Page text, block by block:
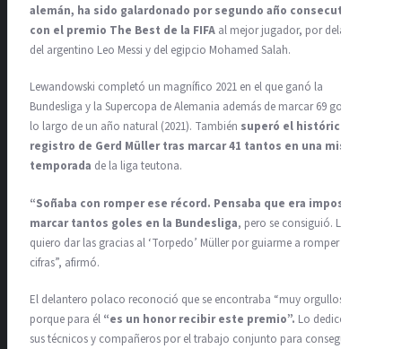
alemán, ha sido galardonado por segundo año consecutivo
con el premio The Best de la FIFA al mejor jugador, por delante
del argentino Leo Messi y del egipcio Mohamed Salah.
Lewandowski completó un magnífico 2021 en el que ganó la
Bundesliga y la Supercopa de Alemania además de marcar 69 goles a
lo largo de un año natural (2021). También superó el histórico
registro de Gerd Müller tras marcar 41 tantos en una misma
temporada de la liga teutona.
“Soñaba con romper ese récord. Pensaba que era imposible
marcar tantos goles en la Bundesliga, pero se consiguió. Le
quiero dar las gracias al ‘Torpedo’ Müller por guiarme a romper esas
cifras”, afirmó.
El delantero polaco reconoció que se encontraba “muy orgulloso”
porque para él “es un honor recibir este premio”. Lo dedicó a
sus técnicos y compañeros por el trabajo conjunto para conseguir los